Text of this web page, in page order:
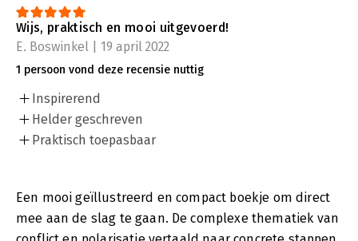
Wijs, praktisch en mooi uitgevoerd!
E. Boswinkel | 19 april 2022
1 persoon vond deze recensie nuttig
Inspirerend
Helder geschreven
Praktisch toepasbaar
Een mooi geïllustreerd en compact boekje om direct
mee aan de slag te gaan. De complexe thematiek van